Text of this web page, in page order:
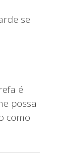
se
é
possa
como